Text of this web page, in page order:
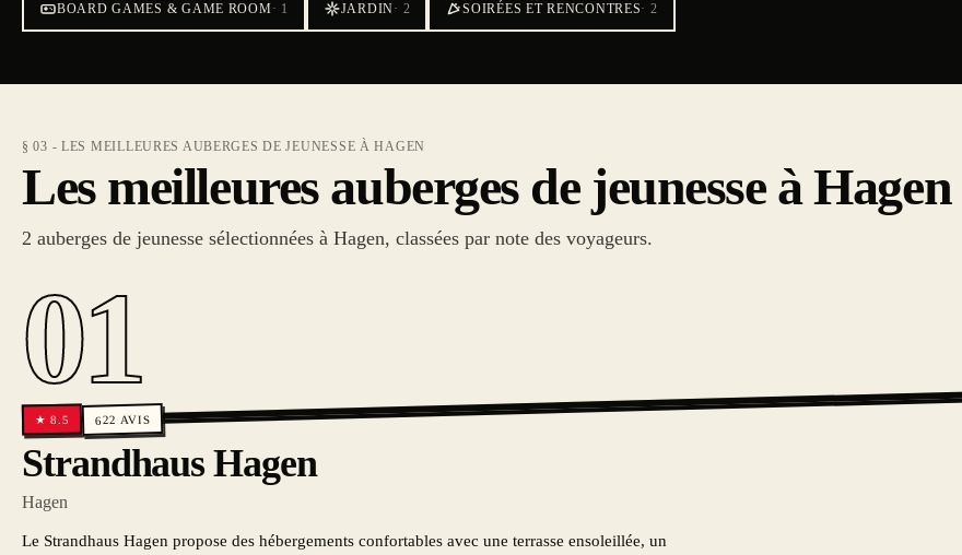
BOARD GAMES & GAME ROOM· 1 JARDIN· 2 SOIRÉES ET RENCONTRES· 2
§ 03 - LES MEILLEURES AUBERGES DE JEUNESSE À HAGEN
Les meilleures auberges de jeunesse à Hagen
2 auberges de jeunesse sélectionnées à Hagen, classées par note des voyageurs.
01
★8.5 622 AVIS
Strandhaus Hagen
Hagen
Le Strandhaus Hagen propose des hébergements confortables avec une terrasse ensoleillée, un